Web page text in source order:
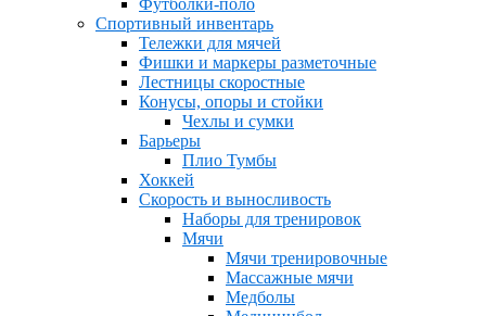
Спортивный инвентарь
Тележки для мячей
Фишки и маркеры разметочные
Лестницы скоростные
Конусы, опоры и стойки
Чехлы и сумки
Барьеры
Плио Тумбы
Хоккей
Скорость и выносливость
Наборы для тренировок
Мячи
Мячи тренировочные
Массажные мячи
Медболы